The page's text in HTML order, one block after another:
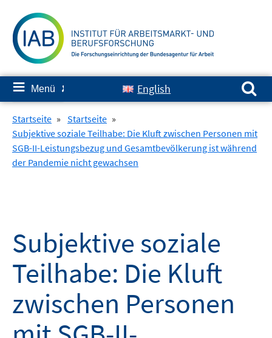
zum
Inhalt
≡ Menü ✘ English
Suchen nach:
Startseite » Startseite »
Subjektive soziale Teilhabe: Die Kluft zwischen Personen mit
SGB-II-Leistungsbezug und Gesamtbevölkerung ist während
der Pandemie nicht gewachsen
Subjektive soziale
Teilhabe: Die Kluft
zwischen Personen